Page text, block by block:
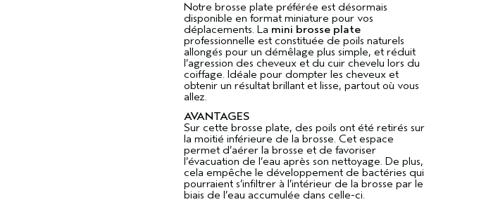
Notre brosse plate préférée est désormais
disponible en format miniature pour vos
déplacements. La mini brosse plate
professionnelle est constituée de poils naturels
allongés pour un démêlage plus simple, et réduit
l’agression des cheveux et du cuir chevelu lors du
coiffage. Idéale pour dompter les cheveux et
obtenir un résultat brillant et lisse, partout où vous
allez.
AVANTAGES
Sur cette brosse plate, des poils ont été retirés sur
la moitié inférieure de la brosse. Cet espace
permet d’aérer la brosse et de favoriser
l’évacuation de l’eau après son nettoyage. De plus,
cela empêche le développement de bactéries qui
pourraient s’infiltrer à l’intérieur de la brosse par le
biais de l’eau accumulée dans celle-ci.